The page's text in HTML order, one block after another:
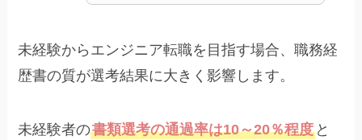
未経験からエンジニア転職を目指す場合、職務経
歴書の質が選考結果に大きく影響します。
未経験者の書類選考の通過率は10～20％程度 と